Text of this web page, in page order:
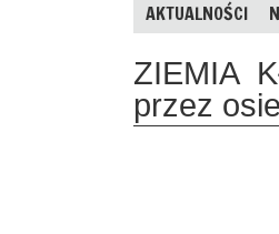
AKTUALNOŚCI
ZIEMIA
przez